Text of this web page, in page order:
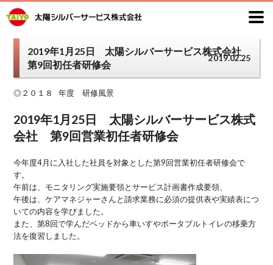
2019年1月25日 太陽シルバーサービス株式会社
第9回初任者研修会
2019.02.25
◎２０１８ 年度 研修風景
2019年1月25日 太陽シルバーサービス株式
会社 第9回営業初任者研修会
今年度4月に入社した社員を対象とした第9回営業初任者研修会で
す。
午前は、モニタリング実施要領とサービス計画書作成要領、
午後は、ケアマネジャーさんと請求業務に必須の提供表や実績表につ
いての内容を学びました。
また、第8回で学んだベッドから車いすやポータブルトイレの移乗方
法を復習しました。